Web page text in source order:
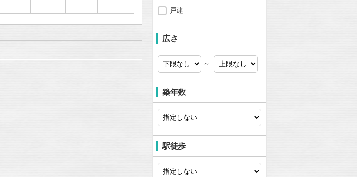
戸建
広さ
～
築年数
駅徒歩